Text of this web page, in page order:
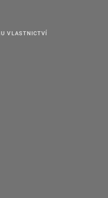
VLASTNICTVÍ